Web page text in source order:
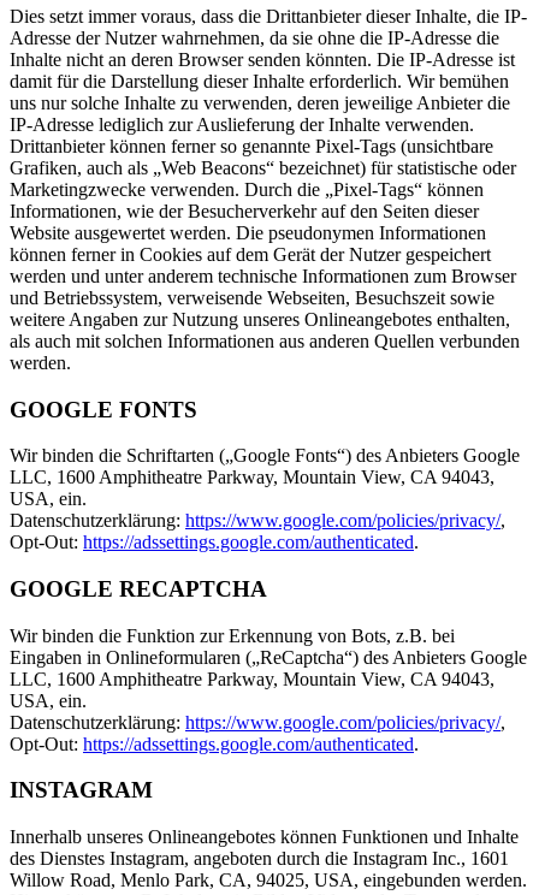
Dies setzt immer voraus, dass die Drittanbieter dieser Inhalte, die IP-
Adresse der Nutzer wahrnehmen, da sie ohne die IP-Adresse die
Inhalte nicht an deren Browser senden könnten. Die IP-Adresse ist
damit für die Darstellung dieser Inhalte erforderlich. Wir bemühen
uns nur solche Inhalte zu verwenden, deren jeweilige Anbieter die
IP-Adresse lediglich zur Auslieferung der Inhalte verwenden.
Drittanbieter können ferner so genannte Pixel-Tags (unsichtbare
Grafiken, auch als „Web Beacons“ bezeichnet) für statistische oder
Marketingzwecke verwenden. Durch die „Pixel-Tags“ können
Informationen, wie der Besucherverkehr auf den Seiten dieser
Website ausgewertet werden. Die pseudonymen Informationen
können ferner in Cookies auf dem Gerät der Nutzer gespeichert
werden und unter anderem technische Informationen zum Browser
und Betriebssystem, verweisende Webseiten, Besuchszeit sowie
weitere Angaben zur Nutzung unseres Onlineangebotes enthalten,
als auch mit solchen Informationen aus anderen Quellen verbunden
werden.
GOOGLE FONTS
Wir binden die Schriftarten („Google Fonts“) des Anbieters Google
LLC, 1600 Amphitheatre Parkway, Mountain View, CA 94043,
USA, ein.
Datenschutzerklärung: https://www.google.com/policies/privacy/,
Opt-Out: https://adssettings.google.com/authenticated.
GOOGLE RECAPTCHA
Wir binden die Funktion zur Erkennung von Bots, z.B. bei
Eingaben in Onlineformularen („ReCaptcha“) des Anbieters Google
LLC, 1600 Amphitheatre Parkway, Mountain View, CA 94043,
USA, ein.
Datenschutzerklärung: https://www.google.com/policies/privacy/,
Opt-Out: https://adssettings.google.com/authenticated.
INSTAGRAM
Innerhalb unseres Onlineangebotes können Funktionen und Inhalte
des Dienstes Instagram, angeboten durch die Instagram Inc., 1601
Willow Road, Menlo Park, CA, 94025, USA, eingebunden werden.